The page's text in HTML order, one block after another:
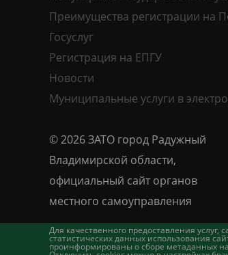
Для качественного предоставления
статистических данных использования
проинформированы о сборе метаданных
Преимущества регистрации на
Госуслуг
Регистрация на ЕПГУ
Новости
Муниципальные услуги в
© 2026 ЗАТО город Радужный
Владимирской области,
официальный сайт органов
местного самоуправления